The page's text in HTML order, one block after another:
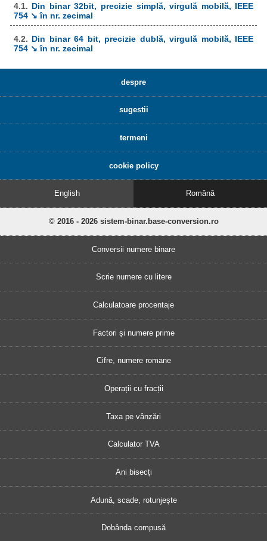
4.1. Din binar 32bit, precizie simplă, virgulă mobilă, IEEE
754 ↘ în nr. zecimal
4.2. Din binar 64 bit, precizie dublă, virgulă mobilă, IEEE
754 ↘ în nr. zecimal
despre
sugestii
termeni
cookie policy
English Română
© 2016 - 2026 sistem-binar.base-conversion.ro
Conversii numere binare
Scrie numere cu litere
Calculatoare procentaje
Factori și numere prime
Cifre, numere romane
Operații cu fracții
Taxa pe vânzări
Calculator TVA
Ani bisecți
Adună, scade, rotunjește
Dobânda compusă